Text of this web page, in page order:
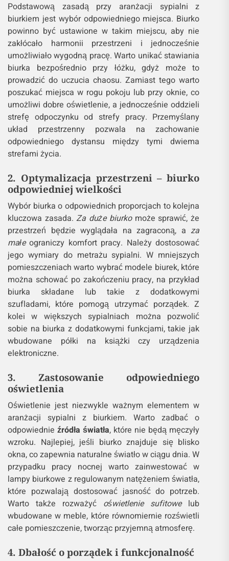
Podstawową zasadą przy aranżacji sypialni z
biurkiem jest wybór odpowiedniego miejsca. Biurko
powinno być ustawione w takim miejscu, aby nie
zakłócało harmonii przestrzeni i jednocześnie
umożliwiało wygodną pracę. Warto unikać stawiania
biurka bezpośrednio przy łóżku, gdyż może to
prowadzić do uczucia chaosu. Zamiast tego warto
poszukać miejsca w rogu pokoju lub przy oknie, co
umożliwi dobre oświetlenie, a jednocześnie oddzieli
strefę odpoczynku od strefy pracy. Przemyślany
układ przestrzenny pozwala na zachowanie
odpowiedniego dystansu między tymi dwiema
strefami życia.
2. Optymalizacja przestrzeni – biurko
odpowiedniej wielkości
Wybór biurka o odpowiednich proporcjach to kolejna
kluczowa zasada.Za duże biurkomoże sprawić, że
przestrzeń będzie wyglądała na zagraconą, aza
małeograniczy komfort pracy. Należy dostosować
jego wymiary do metrażu sypialni. W mniejszych
pomieszczeniach warto wybrać modele biurek, które
można schować po zakończeniu pracy, na przykład
biurka składane lub takie z dodatkowymi
szufladami, które pomogą utrzymać porządek. Z
kolei w większych sypialniach można pozwolić
sobie na biurka z dodatkowymi funkcjami, takie jak
wbudowane półki na książki czy urządzenia
elektroniczne.
3. Zastosowanie odpowiedniego
oświetlenia
Oświetlenie jest niezwykle ważnym elementem w
aranżacji sypialni z biurkiem. Warto zadbać o
odpowiednieźródła światła, które nie będą męczyły
wzroku. Najlepiej, jeśli biurko znajduje się blisko
okna, co zapewnia naturalne światło w ciągu dnia. W
przypadku pracy nocnej warto zainwestować w
lampy biurkowe z regulowanym natężeniem światła,
które pozwalają dostosować jasność do potrzeb.
Warto także rozważyć oświetlenie sufitowelub
wbudowane w meble, które równomiernie rozświetli
całe pomieszczenie, tworząc przyjemną atmosferę.
4. Dbałość o porządek i funkcjonalność